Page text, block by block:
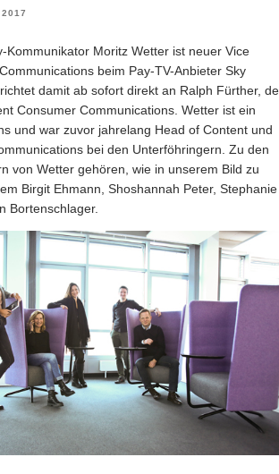
Kommunikator Moritz Wetter ist neuer Vice
beim Pay-TV-Anbieter Sky
damit ab sofort direkt an Ralph Fürther,
Consumer Communications. Wetter ist ein
und war zuvor jahrelang Head of Content und
bei den Unterföhringern. Zu den
von Wetter gehören, wie in unserem Bild zu
Birgit Ehmann, Shoshannah Peter, Stephanie
Bortenschlager.